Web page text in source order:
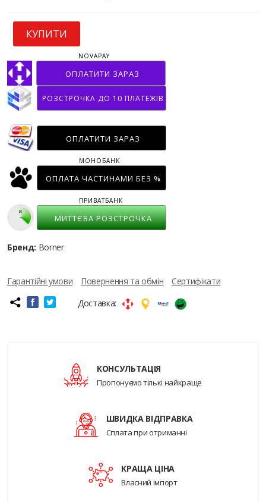
КУПИТИ
ОПЛАТИТИ ЗАРАЗ
NOVAPAY
РОЗСТРОЧКА ДО 10 ПЛАТЕЖІВ
ОПЛАТИТИ ЗАРАЗ
ОПЛАТА ЧАСТИНАМИ БЕЗ %
МОНОБАНК
МИТТЄВА РОЗСТРОЧКА
ПРИВАТБАНК
Бренд: Borner
Гарантійні умови Повернення та обмін
Сертифікати
Доставка:
КОНСУЛЬТАЦІЯ
Пропонуємо тількі найкраще
ШВИДКА ВІДПРАВКА
Сплата при отриманні
КРАЩА ЦІНА
Власний імпорт